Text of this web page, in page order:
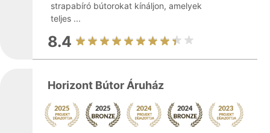
strapabíró bútorokat kínáljon, amelyek
teljes ...
8.4
Horizont Bútor Áruház